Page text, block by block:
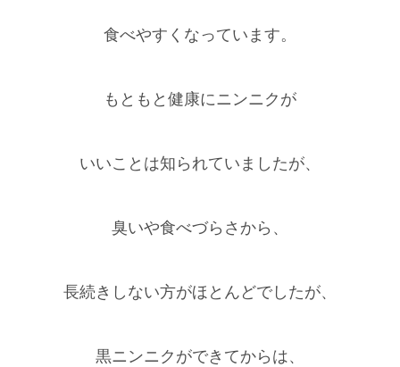
食べやすくなっています。
もともと健康にニンニクが
いいことは知られていましたが、
臭いや食べづらさから、
長続きしない方がほとんどでしたが、
黒ニンニクができてからは、